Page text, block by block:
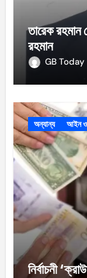
তারেক রহমান
রহমান
GB Today
অন্যান্য আইন ও
নির্বাচনী